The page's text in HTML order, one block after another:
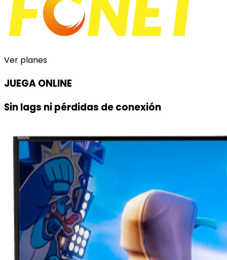
Ver planes
JUEGA ONLINE
Sin lags ni pérdidas de conexión